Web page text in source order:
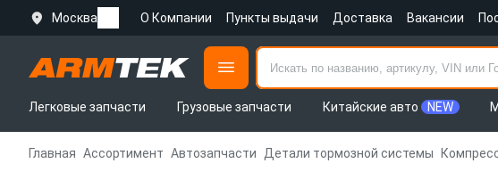
Москва О Компании Пункты выдачи Доставка Вакансии
Легковые запчасти
Грузовые запчасти Китайские авто NEW
Главная Ассортимент Автозапчасти Детали тормозной системы